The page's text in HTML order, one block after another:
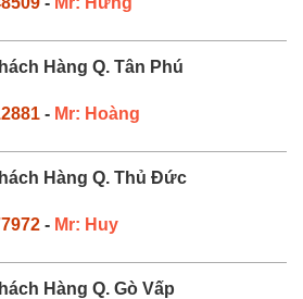
Hàng Q. Tân Phú
- Mr: Hoàng
Hàng Q. Thủ Đức
- Mr: Huy
Hàng Q. Gò Vấp